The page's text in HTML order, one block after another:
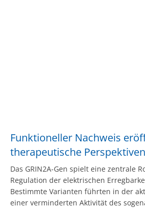
Funktioneller Nachweis
therapeutische Perspektiven
Das GRIN2A-Gen spielt eine zentrale
Regulation der elektrischen
Bestimmte Varianten führten in der
einer verminderten Aktivität des